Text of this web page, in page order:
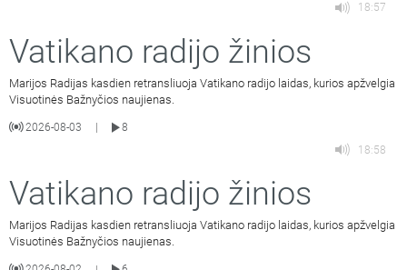
18:57
Vatikano radijo žinios
Marijos Radijas kasdien retransliuoja Vatikano radijo laidas, kurios apžvelgia
Visuotinės Bažnyčios naujienas.
2026-08-03
8
18:58
Vatikano radijo žinios
Marijos Radijas kasdien retransliuoja Vatikano radijo laidas, kurios apžvelgia
Visuotinės Bažnyčios naujienas.